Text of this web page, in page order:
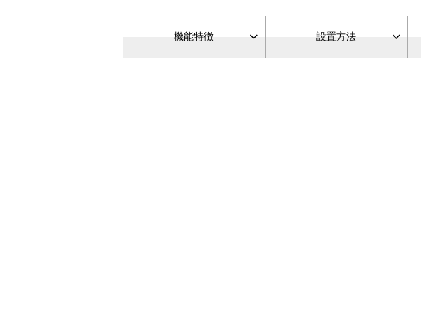
機能特徴 設置方法